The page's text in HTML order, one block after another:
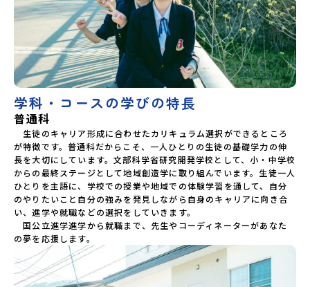
学科・コースの学びの特長
普通科
生徒のキャリア形成に合わせたカリキュラム選択ができるところ
が特徴です。普通科だからこそ、一人ひとりの生徒の基礎学力の伸
長を大切にしています。文部科学省研究開発学校として、小・中学校
からの最終ステージとして地域創造学に取り組んでいます。生徒一人
ひとりを主語に、学校での授業や地域での体験学習を通して、自分
のやりたいこと自分の強みを発見しながら自身のキャリアに向き合
い、進学や就職などの選択をしていきます。
国公立進学進学から就職まで、先生やコーディネーターがあなた
の夢を応援します。